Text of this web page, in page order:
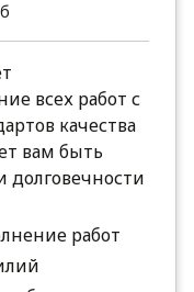
всех работ с
качества
вам быть
работ